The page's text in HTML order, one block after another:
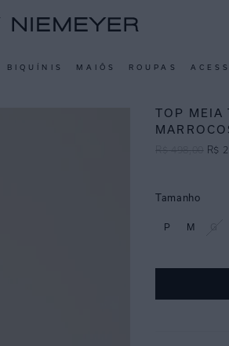
BIQUÍNIS MAIÔS ROUPAS
TOP MEIA
R$ 498,00 R$
Tamanho
P M